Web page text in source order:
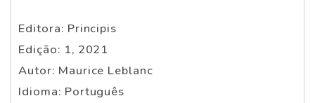
Editora: Principis
Edição: 1, 2021
Autor: Maurice Leblanc
Idioma: Português